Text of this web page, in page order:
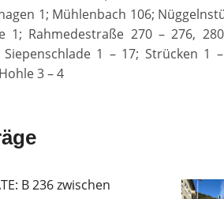
1; Mühlenbach 106;
1; Rahmedestraße 270 – 276,
1 – 17; Strücken 1
3 – 4
B 236 zwischen